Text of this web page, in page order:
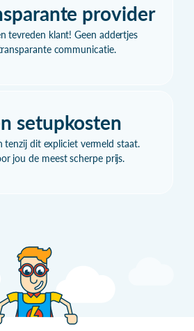
provider
tevreden klant! Geen addertjes
communicatie.
setupkosten
tenzij dit expliciet vermeld staat.
jou de meest scherpe prijs.